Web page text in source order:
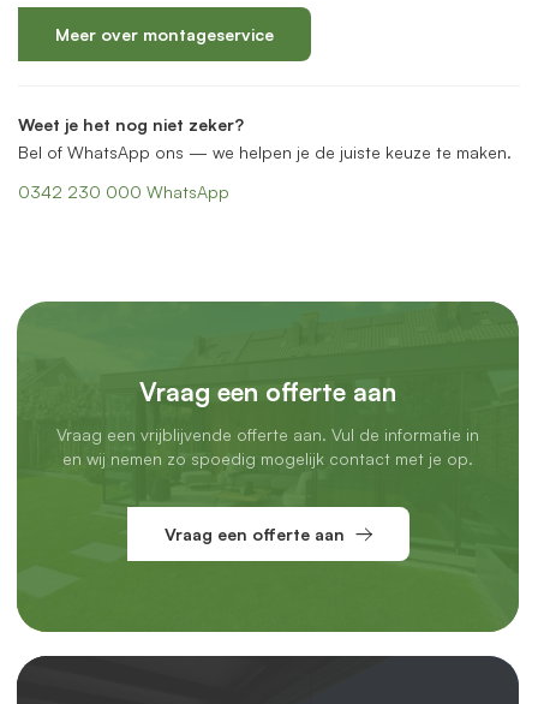
Meer over montageservice
Weet je het nog niet zeker?
Bel of WhatsApp ons — we helpen je de juiste keuze te maken.
0342 230 000 WhatsApp
Vraag een offerte aan
Vraag een vrijblijvende offerte aan. Vul de informatie in
en wij nemen zo spoedig mogelijk contact met je op.
Vraag een offerte aan